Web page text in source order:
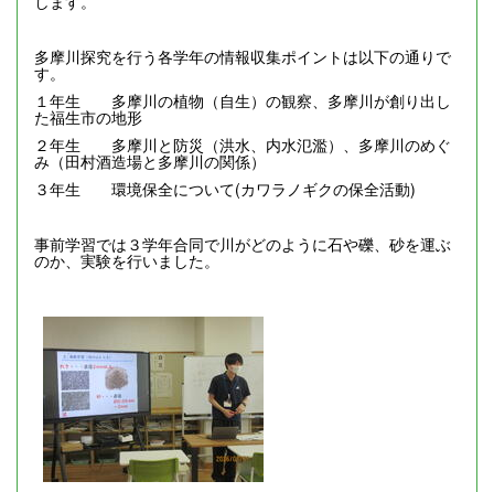
多摩川探究を行う各学年の情報収集ポイントは以下の通りで
す。
１年生 多摩川の植物（自生）の観察、多摩川が創り出し
た福生市の地形
２年生 多摩川と防災（洪水、内水氾濫）、多摩川のめぐ
み（田村酒造場と多摩川の関係）
３年生 環境保全について(カワラノギクの保全活動)
事前学習では３学年合同で川がどのように石や礫、砂を運ぶ
のか、実験を行いました。